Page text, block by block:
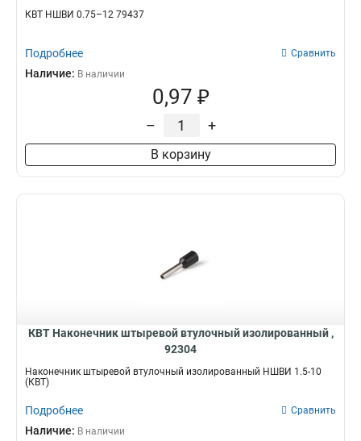
КВТ НШВИ 0.75–12 79437
Подробнее Сравнить
Наличие: В наличии
0,97 ₽
– +
В корзину
КВТ Наконечник штыревой втулочный изолированный ,
92304
Наконечник штыревой втулочный изолированный НШВИ 1.5-10
(КВТ)
Подробнее Сравнить
Наличие: В наличии